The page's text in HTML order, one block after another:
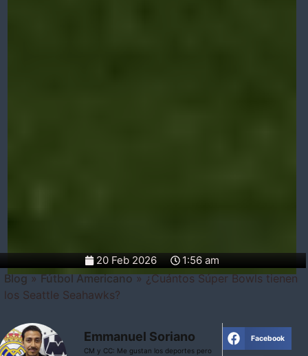
20 Feb 2026 1:56 am
Blog»Fútbol Americano»¿Cuántos Súper Bowls tienen
los Seattle Seahawks?
Emmanuel Soriano
CM y CC: Me gustan los deportes pero
Facebook